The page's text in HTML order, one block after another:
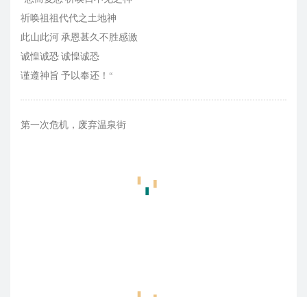
祈唤祖祖代代之土地神
此山此河 承恩甚久不胜感激
诚惶诚恐 诚惶诚恐
谨遵神旨 予以奉还！“
第一次危机，废弃温泉街